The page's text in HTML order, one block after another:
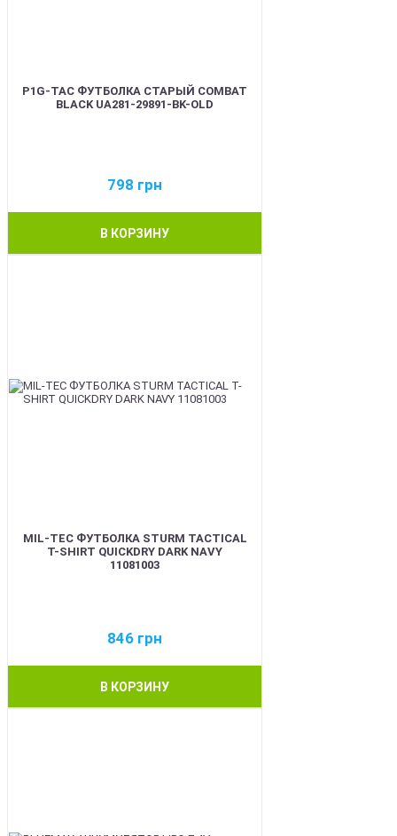
P1G-TAC ФУТБОЛКА СТАРЫЙ COMBAT
BLACK UA281-29891-BK-OLD
798 грн
В КОРЗИНУ
MIL-TEC ФУТБОЛКА STURM TACTICAL
T-SHIRT QUICKDRY DARK NAVY
11081003
846 грн
В КОРЗИНУ